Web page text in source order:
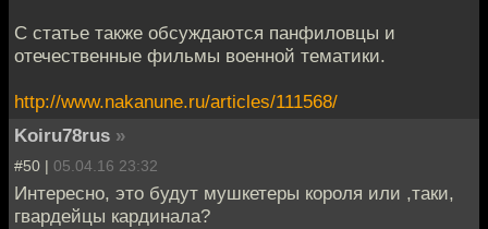
С статье также обсуждаются панфиловцы и
отечественные фильмы военной тематики.
http://www.nakanune.ru/articles/111568/
Koiru78rus »
#50 | 05.04.16 23:32
Интересно, это будут мушкетеры короля или ,таки,
гвардейцы кардинала?